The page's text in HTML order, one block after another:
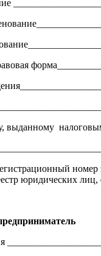
выданному
юридических